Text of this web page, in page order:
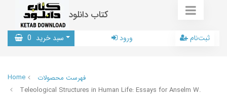
کتاب دانلود
سبد خرید 0 ورود ثبت‌نام
Home
فهرست محصولات
Teleological Structures in Human Life: Essays for Anselm W.